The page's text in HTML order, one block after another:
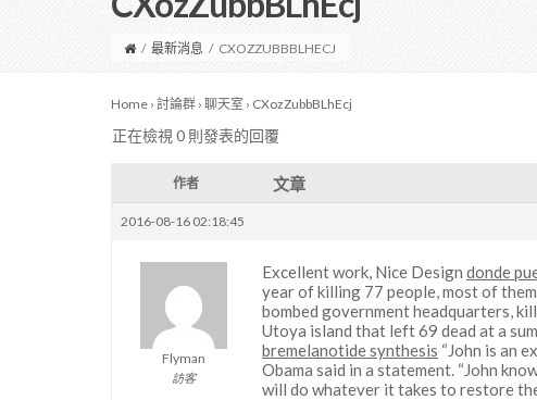
/ 最新消息 / CXOZZUBBBLHECJ
Home › 討論群 › 聊天室 › CXozZubbBLhEcj
正在檢視 0 則發表的回覆
作者 文章
2016-08-16 02:18:45
Flyman
訪客
Excellent work, Nice Design donde
year of killing 77 people, most of
bombed government headquarters,
Utoya island that left 69 dead at a
bremelanotide synthesis “John is an
Obama said in a statement. “John
will do whatever it takes to restore